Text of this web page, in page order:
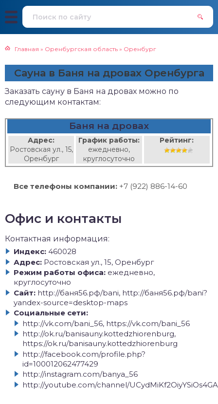
Главная » Оренбургская область » Оренбург
Сауна в Баня на дровах Оренбурга
Заказать сауну в Баня на дровах можно по
следующим контактам:
Баня на дровах
Адрес:
Ростовская ул., 15,
Оренбург
График работы:
ежедневно,
круглосуточно
Рейтинг:
Все телефоны компании: +7 (922) 886-14-60
Офис и контакты
Контактная информация:
Индекс: 460028
Адрес: Ростовская ул., 15, Оренбург
Режим работы офиса: ежедневно,
круглосуточно
Сайт: http://баня56.рф/bani, http://баня56.рф/bani?
yandex-source=desktop-maps
Социальные сети:
http://vk.com/bani_56, https://vk.com/bani_56
http://ok.ru/banisauny.kottedzhiorenburg,
https://ok.ru/banisauny.kottedzhiorenburg
http://facebook.com/profile.php?
id=100012062477429
http://instagram.com/banya_56
http://youtube.com/channel/